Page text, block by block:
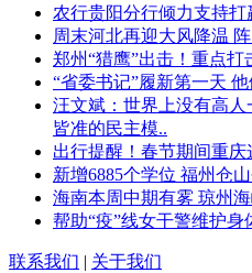
农行贵阳分行倾力支持
周末河北再迎大风降温
郑州“猎鹰”出击！重点
“省委书记”履新第一天
汪文斌：世界上没有高
皆准的民主模..
出行提醒！春节期间重
新增6885个学位 福州仓
海南本周中期有雾 琼州
帮助“疫”线女干警维护身
联系我们 | 关于我们